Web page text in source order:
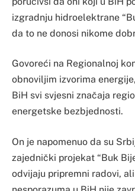
izgradnju hidroelektrane
da to ne donosi nikome
Govoreći na Regionalnoj
obnoviljim izvorima
BiH svi svjesni značaja
energetske bezbjednosti.
On je napomenuo da su
zajednički projekat “Buk
odvijaju pripremni radovi,